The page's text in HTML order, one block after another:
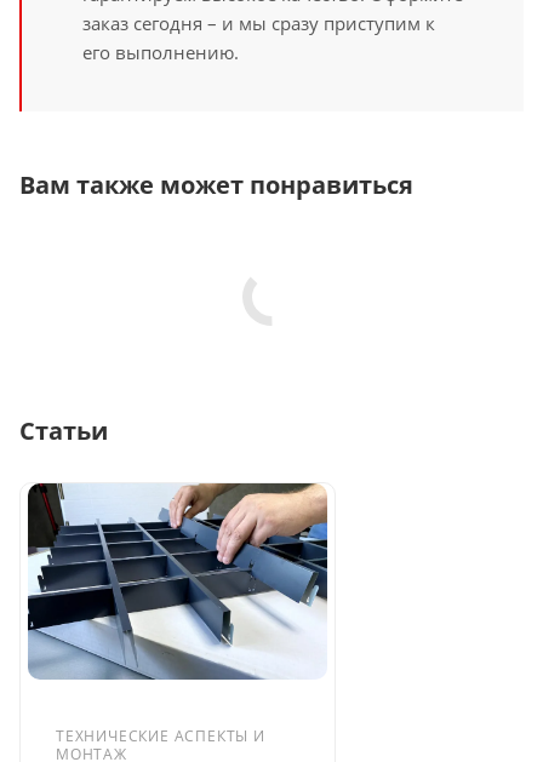
заказ сегодня – и мы сразу приступим к
его выполнению.
Вам также может понравиться
Статьи
ТЕХНИЧЕСКИЕ АСПЕКТЫ И
МОНТАЖ